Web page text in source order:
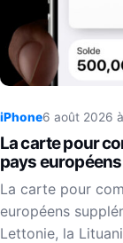
iPhone6 août 2026
La carte pour
pays européens
La carte pour
européens
Lettonie, la